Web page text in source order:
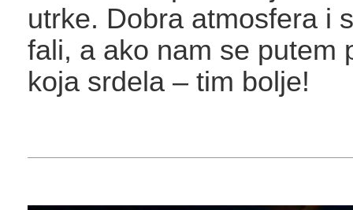
utrke. Dobra atmosfera i
fali, a ako nam se putem
koja srdela – tim bolje!